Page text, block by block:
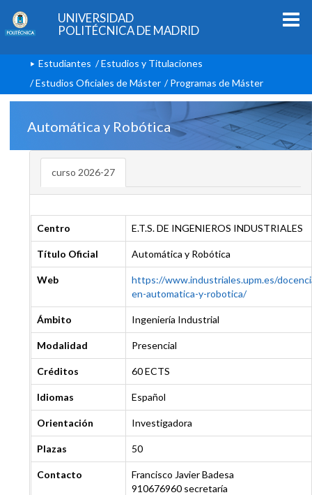
UNIVERSIDAD
POLITÉCNICA DE MADRID
Estudiantes /Estudios y Titulaciones
/Estudios Oficiales de Máster / Programas de Máster
Automática y Robótica
curso 2026-27
Centro E.T.S. DE INGENIEROS INDUSTRIALES
Título Oficial Automática y Robótica
Web
https://www.industriales.upm.es/
en-automatica-y-robotica/
Ámbito Ingeniería Industrial
Modalidad Presencial
Créditos 60 ECTS
Idiomas Español
Orientación Investigadora
Plazas 50
Contacto
Francisco Javier Badesa
910676960 secretaría